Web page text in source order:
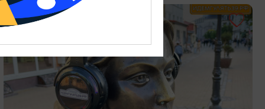
ОТ 1200₽